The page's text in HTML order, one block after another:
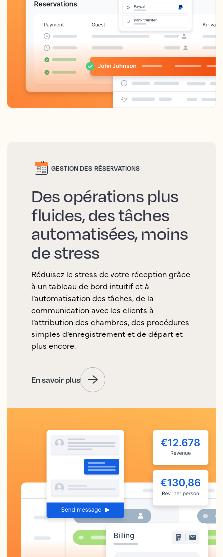
GESTION DES RÉSERVATIONS
Des opérations plus
fluides, des tâches
automatisées, moins
de stress
Réduisez le stress de votre réception grâce
à un tableau de bord intuitif et à
l’automatisation des tâches, de la
communication avec les clients à
l’attribution des chambres, des procédures
simples d’enregistrement et de départ et
plus encore.
En savoir plus